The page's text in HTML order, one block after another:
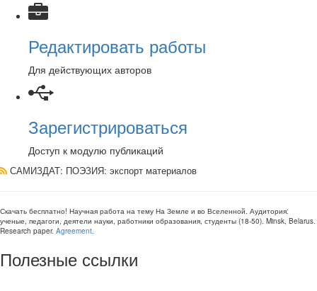
Редактировать работы
Для действующих авторов
Зарегистрироваться
Доступ к модулю публикаций
САМИЗДАТ: ПОЭЗИЯ: экспорт материалов
Скачать бесплатно! Научная работа на тему На Земле и во Вселенной. Аудитория:
ученые, педагоги, деятели науки, работники образования, студенты (18-50). Minsk, Belarus.
Research paper. Agreement.
Полезные ссылки